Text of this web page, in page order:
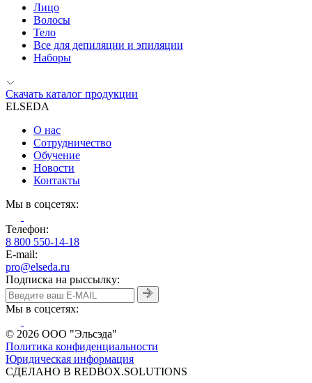
Лицо
Волосы
Тело
Все для депиляции и эпиляции
Наборы
Скачать каталог продукции
ELSEDA
О нас
Сотрудничество
Обучение
Новости
Контакты
Мы в соцсетях:
Телефон:
8 800 550-14-18
E-mail:
pro@elseda.ru
Подписка на рыссылку:
Мы в соцсетях:
© 2026 ООО "Эльсэда"
Политика конфиденциальности
Юридическая информация
CДЕЛАНО В REDBOX.SOLUTIONS